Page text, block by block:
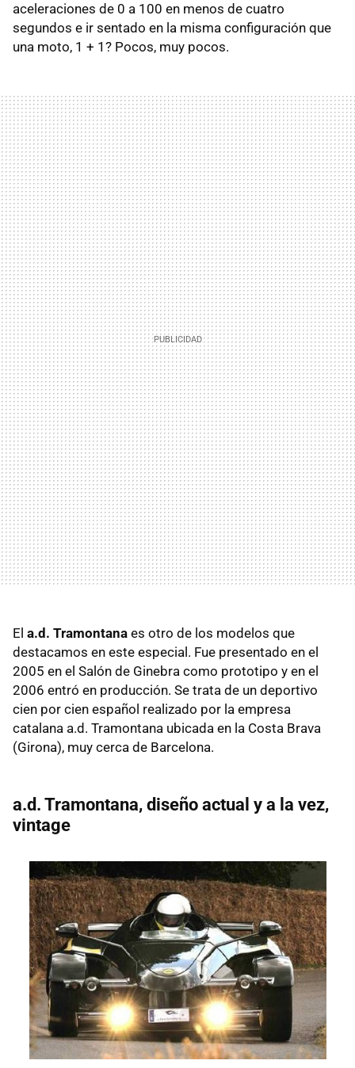
aceleraciones de 0 a 100 en menos de cuatro
segundos e ir sentado en la misma configuración que
una moto, 1 + 1? Pocos, muy pocos.
El a.d. Tramontana es otro de los modelos que
destacamos en este especial. Fue presentado en el
2005 en el Salón de Ginebra como prototipo y en el
2006 entró en producción. Se trata de un deportivo
cien por cien español realizado por la empresa
catalana a.d. Tramontana ubicada en la Costa Brava
(Girona), muy cerca de Barcelona.
a.d. Tramontana, diseño actual y a la vez,
vintage